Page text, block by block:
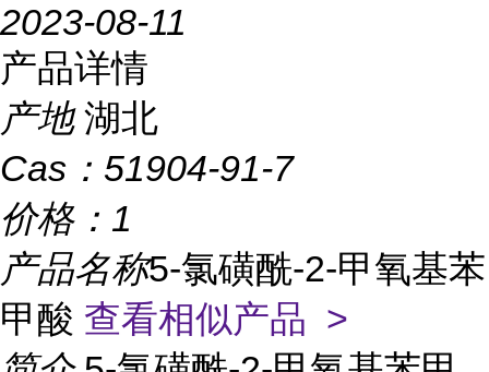
2023-08-11
产品详情
产地 湖北
Cas： 51904-91-7
价格： 1
产品名称5-氯磺酰-2-甲氧基苯
甲酸 查看相似产品 >